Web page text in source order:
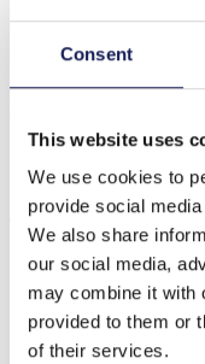
Consent
This website uses
We use cookies to
provide social
We also share
our social media,
may combine it with
provided to them or
of their services.
Beschrijving
Anderen kochten